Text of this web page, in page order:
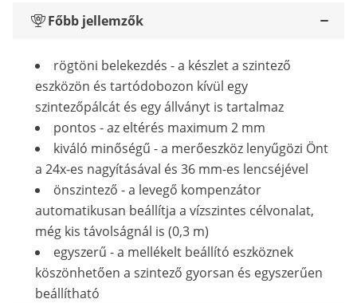
Főbb jellemzők
rögtöni belekezdés - a készlet a szintező
eszközön és tartódobozon kívül egy
szintezőpálcát és egy állványt is tartalmaz
pontos - az eltérés maximum 2 mm
kiváló minőségű - a merőeszköz lenyűgözi Önt
a 24x-es nagyításával és 36 mm-es lencséjével
önszintező - a levegő kompenzátor
automatikusan beállítja a vízszintes célvonalat,
még kis távolságnál is (0,3 m)
egyszerű - a mellékelt beállító eszköznek
köszönhetően a szintező gyorsan és egyszerűen
beállítható